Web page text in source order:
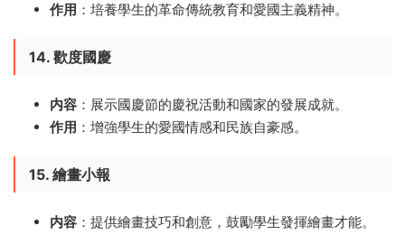
作用 ：培養學生的革命傳統教育和愛國主義精神。
14. 歡度國慶
内容 ：展示國慶節的慶祝活動和國家的發展成就。
作用 ：增強學生的愛國情感和民族自豪感。
15. 繪畫小報
内容 ：提供繪畫技巧和創意，鼓勵學生發揮繪畫才能。